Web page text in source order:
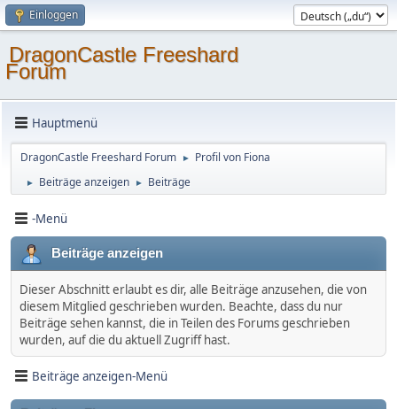
Einloggen
DragonCastle Freeshard
Forum
Hauptmenü
DragonCastle Freeshard Forum ► Profil von Fiona
► Beiträge anzeigen ► Beiträge
-Menü
Beiträge anzeigen
Dieser Abschnitt erlaubt es dir, alle Beiträge anzusehen, die von
diesem Mitglied geschrieben wurden. Beachte, dass du nur
Beiträge sehen kannst, die in Teilen des Forums geschrieben
wurden, auf die du aktuell Zugriff hast.
Beiträge anzeigen-Menü